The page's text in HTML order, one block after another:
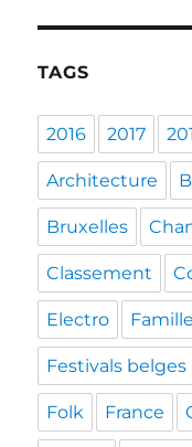
TAGS
2016 2017
Architecture
Bruxelles
Classement
Electro Famille
Festivals belges
Folk France